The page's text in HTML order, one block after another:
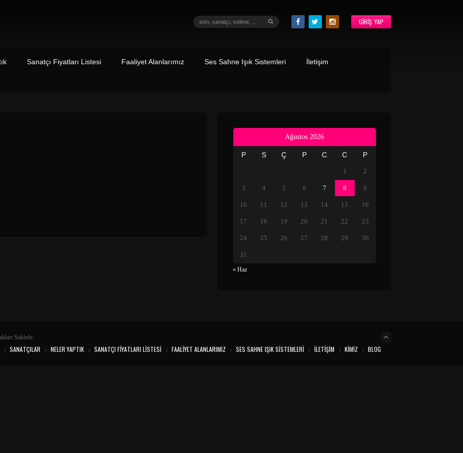
GIRIŞ YAP
Sanatçı Fiyatları Listesi Faaliyet Alanlarımız Ses Sahne Işık Sistemleri İletişim
Ağustos 2026
P S Ç P C C P
1 2
3 4 5 6 7 8 9
10 11 12 13 14 15 16
17 18 19 20 21 22 23
24 25 26 27 28 29 30
31
« Haz
Saklıdır
SANATÇILAR NELER YAPTIK SANATÇI FIYATLARI LISTESI FAALIYET ALANLARIMIZ SES SAHNE IŞIK SISTEMLERI İLETIŞIM KIMIZ BLOG